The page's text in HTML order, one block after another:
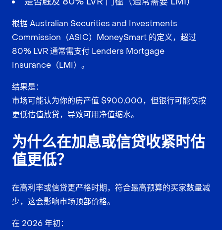
根据 Australian Securities and Investments
Commission（ASIC）MoneySmart 的定义，超过
80% LVR 通常需支付 Lenders Mortgage
Insurance（LMI）。
结果是：
市场可能认为你的房产值 $900,000，但银行可能仅按
更低估值放贷，导致可用净值缩水。
为什么在加息或信贷收紧时估
值更低？
在高利率或信贷更严格时期，符合最高预算的买家数量减
少，这会影响市场顶部价格。
在 2026 年初：